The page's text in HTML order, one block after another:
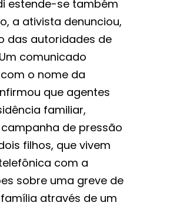
estende-se também
a ativista denunciou,
das autoridades de
comunicado
o nome da
que agentes
familiar,
de pressão
filhos, que vivem
com a
sobre uma greve de
através de um